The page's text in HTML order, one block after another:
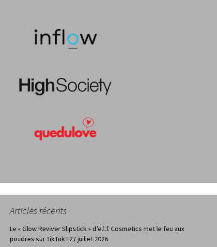
Articles récents
Le « Glow Reviver Slipstick » d’e.l.f. Cosmetics met le feu aux
poudres sur TikTok ! 27 juillet 2026